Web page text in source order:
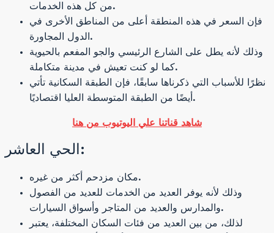
من كل هذه الخدمات.
فإن السعر في هذه المنطقة أعلى من المناطق الأخرى في
الدول المجاورة.
وذلك لأنه يطل على الشارع الرئيسي والجو المفعم بالحيوية
كما لو كنت تعيش في مدينة متكاملة.
نظرًا للأسباب التي ذكرناها سابقًا، فإن الطبقة السكانية تأتي
أيضًا من الطبقة المتوسطة العليا اقتصاديًا.
شاهد قناتنا علي اليوتيوب من هنا
الحي العاشر:
مكان مزدحم أكثر من غيره.
وذلك لأنه يوفر العديد من الخدمات للعديد من الفصول
والمدارس والعديد من المتاجر وأسواق السيارات.
لذلك، من بين العديد من فئات السكان المختلفة، يعتبر